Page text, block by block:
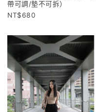
帶可調/墊不可拆）
680